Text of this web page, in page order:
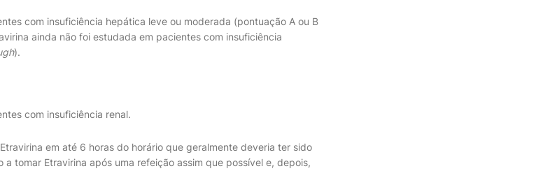
com insuficiência hepática leve ou moderada (pontuação A ou B
ainda não foi estudada em pacientes com insuficiência
).
com insuficiência renal.
em até 6 horas do horário que geralmente deveria ter sido
tomar Etravirina após uma refeição assim que possível e, depois,